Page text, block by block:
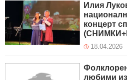
Илия
концерт
18.04.2026
любими